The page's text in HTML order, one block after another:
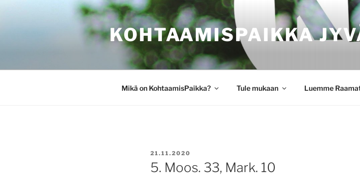
KOHTAAMISPAIKKA
Mikä on KohtaamisPaikka? Tule mukaan Luemme
JULKAISTU
21.11.2020
5. Moos. 33, Mark. 10